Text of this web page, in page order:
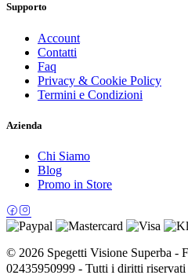
Supporto
Account
Contatti
Faq
Privacy & Cookie Policy
Termini e Condizioni
Azienda
Chi Siamo
Blog
Promo in Store
© 2026 Spegetti Visione Superba -
02435950999 - Tutti i diritti